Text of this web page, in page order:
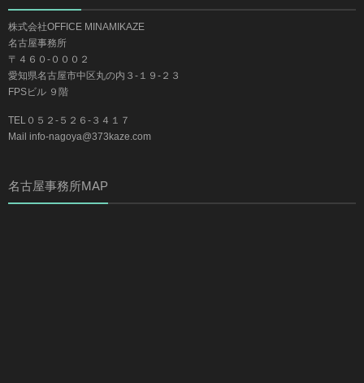
株式会社OFFICE MINAMIKAZE
名古屋事務所
〒４６０-０００２
愛知県名古屋市中区丸の内３-１９-２３
FPSビル ９階
TEL０５２-５２６-３４１７
Mail info-nagoya@373kaze.com
名古屋事務所MAP